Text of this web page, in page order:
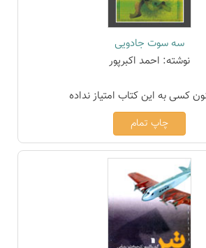
سه سوت جادویی
نوشته: احمد اکبرپور
چاپ تمام